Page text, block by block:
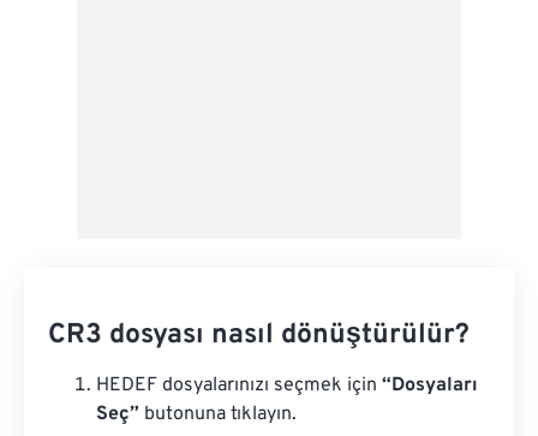
CR3 dosyası nasıl dönüştürülür?
HEDEF dosyalarınızı seçmek için “Dosyaları
Seç” butonuna tıklayın.